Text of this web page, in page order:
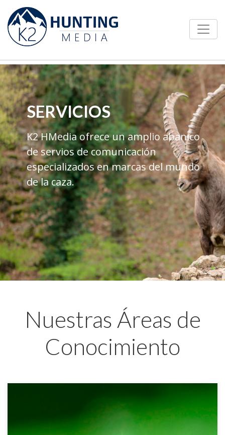
SERVICIOS
K2 HMedia ofrece un amplio abanico
de servios de comunicación
especializados en marcas del mundo
de la caza.
Nuestras Áreas de
Conocimiento